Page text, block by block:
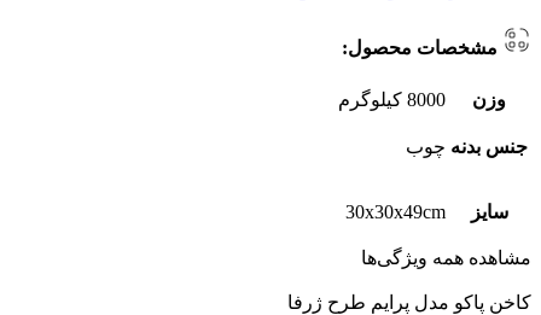
مشخصات محصول:
وزن 8000 کیلوگرم
جنس بدنه چوب
سایز 30x30x49cm
مشاهده همه ویژگی‌ها
کاخن پاکو مدل پرایم طرح ژرفا